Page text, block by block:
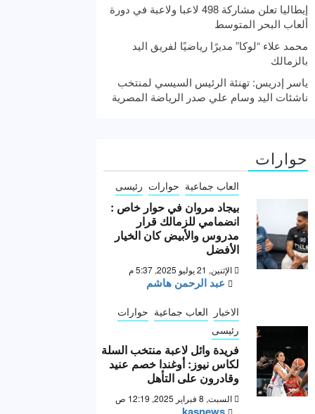
إيطاليا تعلن مشاركة 498 لاعبا ولاعبة في دورة
ألعاب البحر المتوسط
محمد علاء “لوكا” مديرًا رياضيًا لفريق اليد
بالزمالك
ياسر إدريس: تهنئة الرئيس السيسي لمنتخب
ناشئات اليد وسام علي صدر الرياضة المصرية
حوارات
العاب جماعية حوارات رئيسى
بيجاد مروان في حوار خاص :
انضمامي للزمالك قرار
مدروس والأبيض كان الخيار
الأفضل
الإثنين, 21 يوليو 2025, 5:37 م
عبد الرحمن هاشم
الاخبار العاب جماعية حوارات
رئيسى
فريدة وائل لاعبة منتخب السلة
لكاس نيوز: أوغندا خصم عنيد
وقادرون على التأهل
السبت, 8 فبراير 2025, 12:19 ص